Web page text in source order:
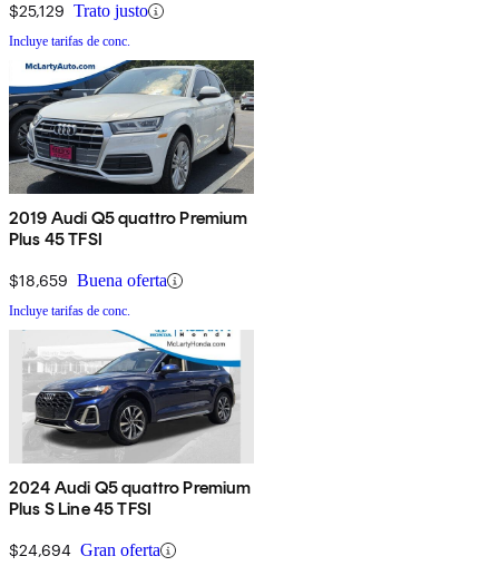
$25,129 Trato justo
Incluye tarifas de conc.
2019 Audi Q5 quattro Premium
Plus 45 TFSI
$18,659 Buena oferta
Incluye tarifas de conc.
2024 Audi Q5 quattro Premium
Plus S Line 45 TFSI
$24,694 Gran oferta